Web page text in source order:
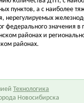
пунктов, а с наиболее
нерегулируемых
федерального значения
районах и
районах.
Технологика
Новосибирска